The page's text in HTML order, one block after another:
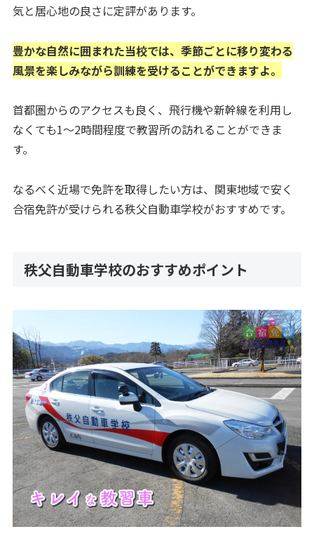
気と居心地の良さに定評があります。
豊かな自然に囲まれた当校では、季節ごとに移り変わる
風景を楽しみながら訓練を受けることができますよ。
首都圏からのアクセスも良く、飛行機や新幹線を利用し
なくても1〜2時間程度で教習所の訪れることができま
す。
なるべく近場で免許を取得したい方は、関東地域で安く
合宿免許が受けられる秩父自動車学校がおすすめです。
秩父自動車学校のおすすめポイント